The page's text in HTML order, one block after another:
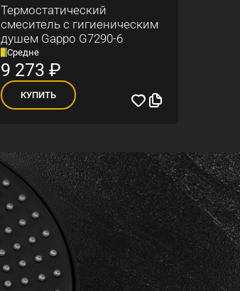
Термостатический
смеситель с гигиеническим
душем Gappo G7290-6
Средне
9 273 ₽
КУПИТЬ